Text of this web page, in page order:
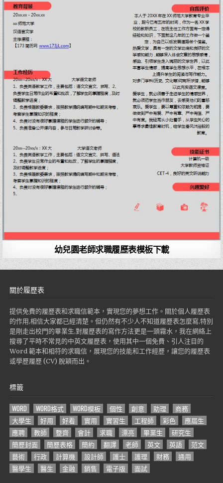
幼兒園老師求職履歷表模板下載
關於履歷表
提供免費的履歷表和求職信範本，實現您的夢想工作。關於個人履歷表
的作用,相信大家都已經清楚。但仍然有不少人不知道履歷表怎麼寫,特別
是剛走出校門的畢業生,對履歷表的寫作方法更是一頭霧水，我在網絡上
搜尋了平時不常見的中英文履歷表，使用其中一個免費、引人注目的
Word 範本和相符的求職信，展現您的技能和工作經歷，讓您的履歷表
或學歷履歷 (CV) 脫穎而出。
標籤
WORD WORD格式 WORD模板 個性 創意 助理
商務
大學生
好用 好看 實用 實習生 工程師 彩色
應屆生
應聘
教師 整齊 會計 求職 漂亮 畢業生
研究生
簡歷封面
簡歷表格 簡約 翻譯 老師 英文 英語
范文
藝術
行政 計算機 設計師 護士 護理 財務
通用
醫學生
醫生 金融 銷售 電子版 面試